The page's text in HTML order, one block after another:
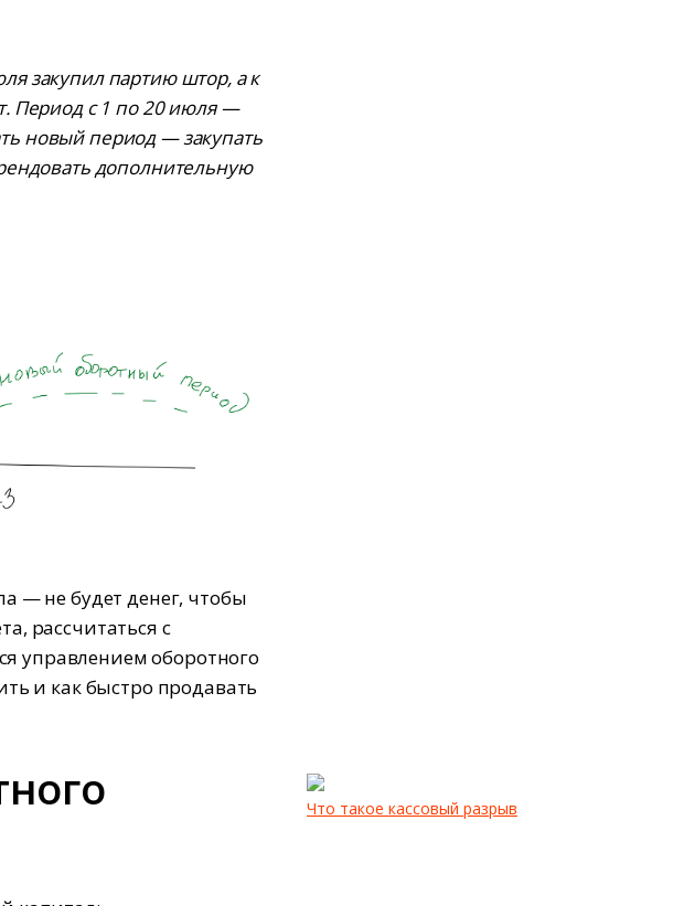
закупил партию штор, а к
Период с 1 по 20 июля —
новый период — закупать
дополнительную
— не будет денег, чтобы
рассчитаться с
управлением оборотного
и как быстро продавать
Что такое кассовый разрыв